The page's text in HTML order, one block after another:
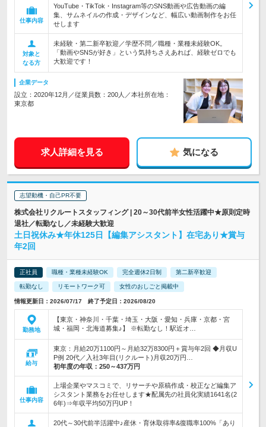
仕事内容
YouTube・TikTok・Instagram等のSNS動画や広告動画の編
集、サムネイルの作成・デザインなど、幅広い動画制作をお任
せします
対象と
なる方
未経験・第二新卒歓迎／学歴不問／職種・業種未経験OK。
「動画やSNSが好き」という気持ちさえあれば、経験ゼロでも
大歓迎です！
企業データ
設立：2020年12月／従業員数：200人／本社所在地：
東京都
求人詳細を見る 気になる
志望動機・自己PR不要
株式会社リクルートスタッフィング | 20～30代前半女性活躍中★原則定時
退社／転勤なし／未経験大歓迎
土日祝休み★年休125日【編集アシスタント】在宅あり★賞与
年2回
正社員 職種・業種未経験OK 完全週休2日制 第二新卒歓迎
転勤なし リモートワーク可 女性のおしごと掲載中
情報更新日：2026/07/17 終了予定日：2026/08/20
勤務地
【東京・神奈川・千葉・埼玉・大阪・愛知・兵庫・京都・宮
城・福岡・北海道募集♪】 ※転勤なし！駅近オ…
給与
東京：月給20万1100円～月給32万8300円＋賞与年2回 ◆月収U
P例 20代／入社3年目(リクルート)月収20万円…
初年度の年収： 250～437万円
仕事内容
上場企業やマスコミで、リサーチや原稿作成・校正など編集ア
シスタント業務をお任せします★配属先の社員化実績1641名(2
6年)⇒年収平均50万円UP！
20代～30代前半活躍中♪産休・育休取得率&復職率100%「あり